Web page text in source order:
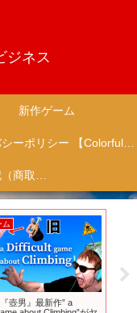
ジネス
新作ゲーム
プライバシーポリシー 【Colorful Creation】
特定商取引法に基づく表記（商取引に関する開示）
ム
壺男』最新作” a